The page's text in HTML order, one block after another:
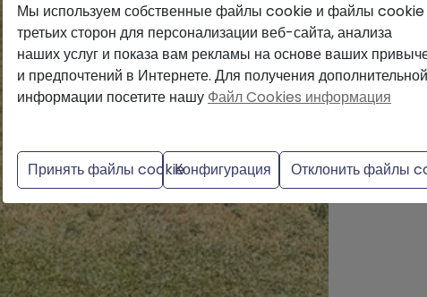
Мы используем собственные файлы cookie и файлы cookie
третьих сторон для персонализации веб-сайта, анализа
наших услуг и показа вам рекламы на основе ваших
и предпочтений в Интернете. Для получения дополнительной
информации посетите нашу Файл Cookies информация
Принять файлы cookieКонфигурация Отклонить файлы